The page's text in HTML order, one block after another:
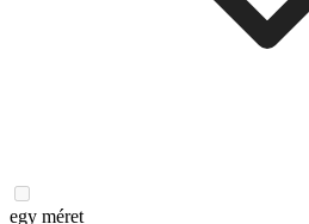
egy méret